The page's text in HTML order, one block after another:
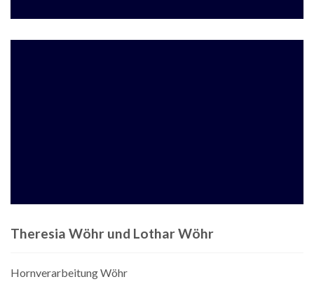
Theresia Wöhr und Lothar Wöhr
Hornverarbeitung Wöhr